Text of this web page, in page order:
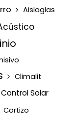
Aislaglas
Climalit
Control Solar
Cortizo